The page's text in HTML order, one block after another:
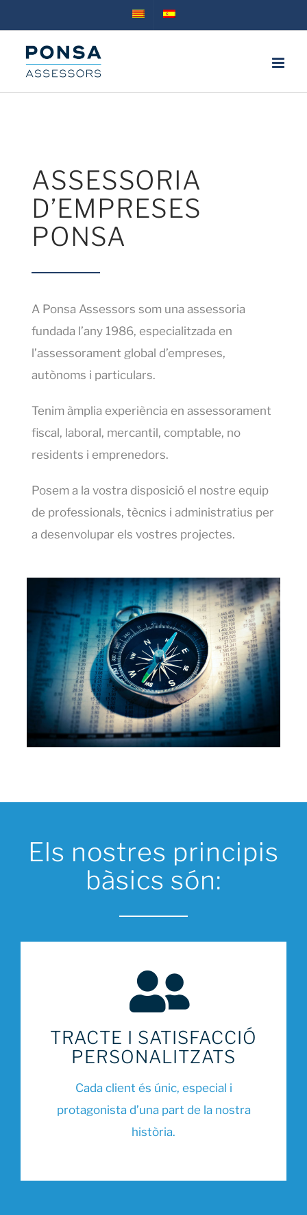
to
content
ASSESSORIA
D’EMPRESES
PONSA
A Ponsa Assessors som una assessoria
fundada l’any 1986, especialitzada en
l’assessorament global d’empreses,
autònoms i particulars.
Tenim àmplia experiència en assessorament
fiscal, laboral, mercantil, comptable, no
residents i emprenedors.
Posem a la vostra disposició el nostre equip
de professionals, tècnics i administratius per
a desenvolupar els vostres projectes.
Els nostres principis
bàsics són:
TRACTE I SATISFACCIÓ
PERSONALITZATS
Cada client és únic, especial i
protagonista d’una part de la nostra
història.